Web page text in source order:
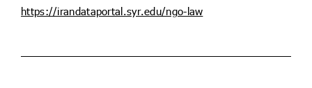
https://irandataportal.syr.edu/ngo-law